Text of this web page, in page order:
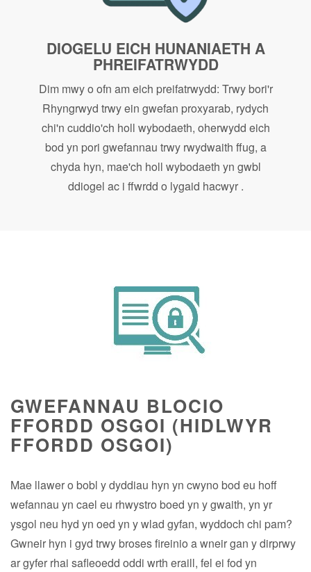
DIOGELU EICH HUNANIAETH A
PHREIFATRWYDD
Dim mwy o ofn am eich preifatrwydd: Trwy bori'r
Rhyngrwyd trwy ein gwefan proxyarab, rydych
chi'n cuddio'ch holl wybodaeth, oherwydd eich
bod yn pori gwefannau trwy rwydwaith ffug, a
chyda hyn, mae'ch holl wybodaeth yn gwbl
ddiogel ac i ffwrdd o lygaid hacwyr .
GWEFANNAU BLOCIO
FFORDD OSGOI (HIDLWYR
FFORDD OSGOI)
Mae llawer o bobl y dyddiau hyn yn cwyno bod eu hoff
wefannau yn cael eu rhwystro boed yn y gwaith, yn yr
ysgol neu hyd yn oed yn y wlad gyfan, wyddoch chi pam?
Gwneir hyn i gyd trwy broses fireinio a wneir gan y dirprwy
ar gyfer rhai safleoedd oddi wrth eraill, fel ei fod yn